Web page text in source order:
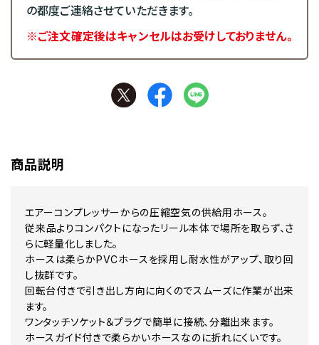
の都度ご連絡させていただきます。
※ご注文確定後はキャンセルはお受けしておりません。
商品説明
エアーコンプレッサーからの圧縮空気の供給用ホース。
従来品よりコンパクトになったリール本体で場所を取らず、さ
らに軽量化しました。
ホースは柔らかPVCホースを採用し耐水性がアップ、取り回
し抜群です。
回転台付きで引き出し方向に向くのでスムーズに作業が出来
ます。
ワンタッチソケット＆プラグで簡単に接続、分離出来ます。
ホースガイド付きで柔らかいホースなのに折れにくいです。